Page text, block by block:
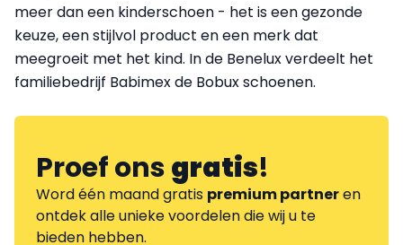
meer dan een kinderschoen - het is een gezonde
keuze, een stijlvol product en een merk dat
meegroeit met het kind. In de Benelux verdeelt het
familiebedrijf Babimex de Bobux schoenen.
Proef onsgratis!
Word één maand gratis premium partneren
ontdek alle unieke voordelen die wij u te
bieden hebben.